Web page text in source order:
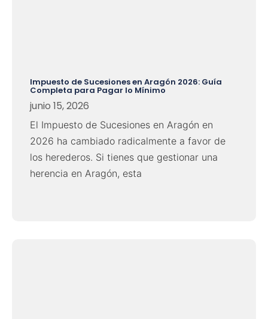
Impuesto de Sucesiones en Aragón 2026: Guía
Completa para Pagar lo Mínimo
junio 15, 2026
El Impuesto de Sucesiones en Aragón en
2026 ha cambiado radicalmente a favor de
los herederos. Si tienes que gestionar una
herencia en Aragón, esta